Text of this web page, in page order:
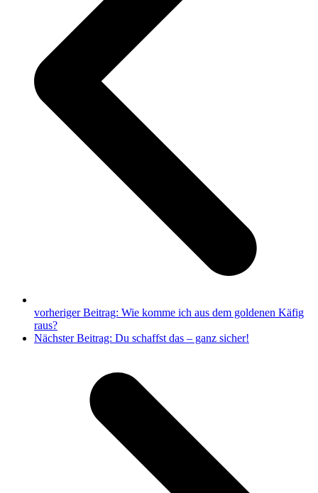
vorheriger Beitrag: Wie komme ich aus dem goldenen Käfig
raus?
Nächster Beitrag: Du schaffst das – ganz sicher!